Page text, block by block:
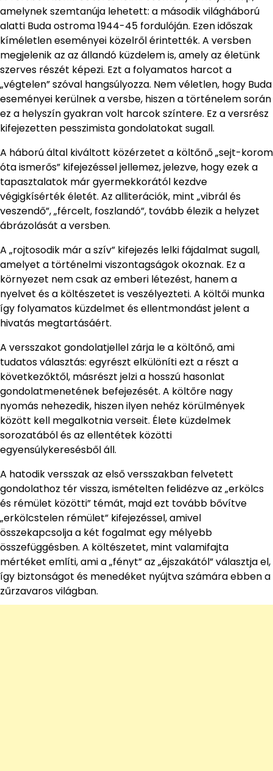
amelynek szemtanúja lehetett: a második világháború
alatti Buda ostroma 1944-45 fordulóján. Ezen időszak
kíméletlen eseményei közelről érintették. A versben
megjelenik az az állandó küzdelem is, amely az életünk
szerves részét képezi. Ezt a folyamatos harcot a
„végtelen” szóval hangsúlyozza. Nem véletlen, hogy Buda
eseményei kerülnek a versbe, hiszen a történelem során
ez a helyszín gyakran volt harcok színtere. Ez a versrész
kifejezetten pesszimista gondolatokat sugall.
A háború által kiváltott közérzetet a költőnő „sejt-korom
óta ismerős” kifejezéssel jellemez, jelezve, hogy ezek a
tapasztalatok már gyermekkorától kezdve
végigkísérték életét. Az alliterációk, mint „vibrál és
veszendő”, „fércelt, foszlandó”, tovább élezik a helyzet
ábrázolását a versben.
A „rojtosodik már a szív” kifejezés lelki fájdalmat sugall,
amelyet a történelmi viszontagságok okoznak. Ez a
környezet nem csak az emberi létezést, hanem a
nyelvet és a költészetet is veszélyezteti. A költői munka
így folyamatos küzdelmet és ellentmondást jelent a
hivatás megtartásáért.
A versszakot gondolatjellel zárja le a költőnő, ami
tudatos választás: egyrészt elkülöníti ezt a részt a
következőktől, másrészt jelzi a hosszú hasonlat
gondolatmenetének befejezését. A költőre nagy
nyomás nehezedik, hiszen ilyen nehéz körülmények
között kell megalkotnia verseit. Élete küzdelmek
sorozatából és az ellentétek közötti
egyensúlykeresésből áll.
A hatodik versszak az első versszakban felvetett
gondolathoz tér vissza, ismételten felidézve az „erkölcs
és rémület közötti” témát, majd ezt tovább bővítve
„erkölcstelen rémület” kifejezéssel, amivel
összekapcsolja a két fogalmat egy mélyebb
összefüggésben. A költészetet, mint valamifajta
mértéket említi, ami a „fényt” az „éjszakától” választja el,
így biztonságot és menedéket nyújtva számára ebben a
zűrzavaros világban.